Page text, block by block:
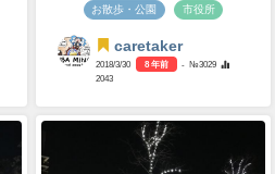
お散歩・公園 市役所
caretaker
2018/3/30 8 年前
- №3029
2043